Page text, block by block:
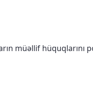
müəllif